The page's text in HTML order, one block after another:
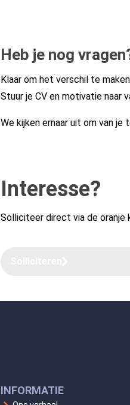
Heb je nog
Klaar om het verschil te
Stuur je CV en motivatie naar
We kijken ernaar uit om van je
Interesse?
Solliciteer direct via de oranje
INFORMATIE